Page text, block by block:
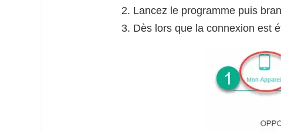
Lancez le programme puis
Dès lors que la connexion est